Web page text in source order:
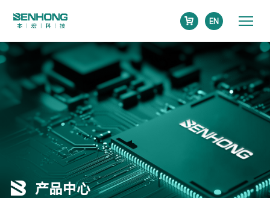
EN
产品中心